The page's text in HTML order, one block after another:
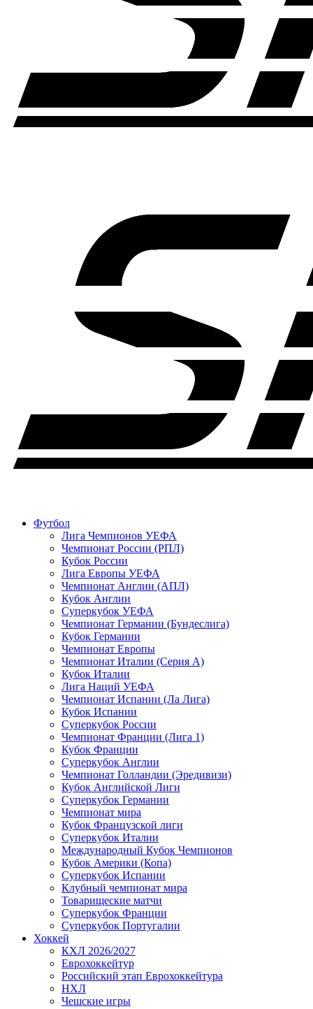
Футбол
Лига Чемпионов УЕФА
Чемпионат России (РПЛ)
Кубок России
Лига Европы УЕФА
Чемпионат Англии (АПЛ)
Кубок Англии
Суперкубок УЕФА
Чемпионат Германии (Бундеслига)
Кубок Германии
Чемпионат Европы
Чемпионат Италии (Серия А)
Кубок Италии
Лига Наций УЕФА
Чемпионат Испании (Ла Лига)
Кубок Испании
Суперкубок России
Чемпионат Франции (Лига 1)
Кубок Франции
Суперкубок Англии
Чемпионат Голландии (Эредивизи)
Кубок Английской Лиги
Суперкубок Германии
Чемпионат мира
Кубок Французской лиги
Суперкубок Италии
Международный Кубок Чемпионов
Кубок Америки (Копа)
Суперкубок Испании
Клубный чемпионат мира
Товарищеские матчи
Суперкубок Франции
Суперкубок Португалии
Хоккей
КХЛ 2026/2027
Еврохоккейтур
Российский этап Еврохоккейтура
НХЛ
Чешские игры